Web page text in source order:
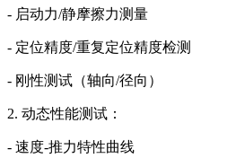
- 启动力/静摩擦力测量
- 定位精度/重复定位精度检测
- 刚性测试（轴向/径向）
2. 动态性能测试：
- 速度-推力特性曲线